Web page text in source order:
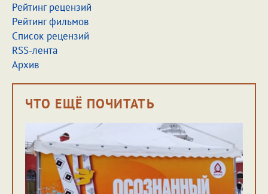
Рейтинг рецензий
Рейтинг фильмов
Список рецензий
RSS-лента
Архив
ЧТО ЕЩЁ ПОЧИТАТЬ